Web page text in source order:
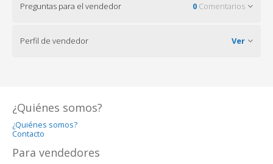
Preguntas para el vendedor 0 Comentarios
Perfil de vendedor Ver
¿Quiénes somos?
¿Quiénes somos?
Contacto
Para vendedores